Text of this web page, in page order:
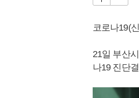
코로나19(
21일 부산
나19 진단